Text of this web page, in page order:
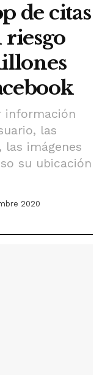
de citas
información
las
las imágenes
su ubicación
2020